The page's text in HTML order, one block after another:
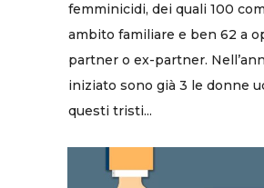
femminicidi, dei quali 100
ambito familiare e ben 62 a
partner o ex-partner.
iniziato sono già 3 le donne
questi tristi...